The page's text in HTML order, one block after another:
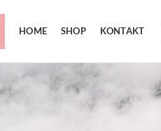
HOME SHOP KONTAKT